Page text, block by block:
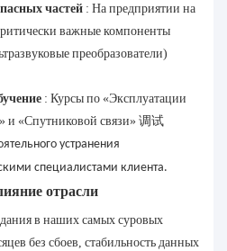
частей : На предприятии на
важные компоненты
преобразователи)
: Курсы по «Эксплуатации
и «Спутниковой связи» 调试
устранения
специалистами клиента.
отрасли
в наших самых суровых
без сбоев, стабильность данных